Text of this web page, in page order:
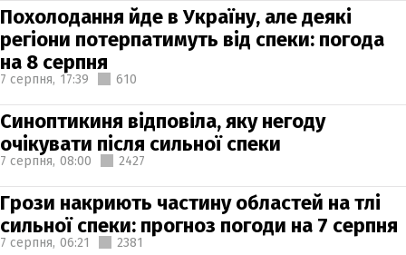
Похолодання йде в Україну, але деякі
регіони потерпатимуть від спеки: погода
на 8 серпня
7 серпня, 17:39 610
Синоптикиня відповіла, яку негоду
очікувати після сильної спеки
7 серпня, 08:00 2427
Грози накриють частину областей на тлі
сильної спеки: прогноз погоди на 7 серпня
7 серпня, 06:21 2381